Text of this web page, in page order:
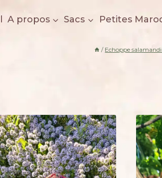
A propos Sacs Petites
/ Echoppe